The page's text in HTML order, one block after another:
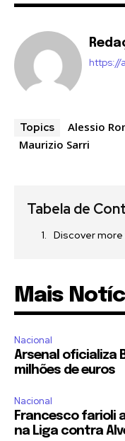
https://
Topics Alessio
Maurizio Sarri
Tabela de
Discover more
Mais
Nacional
Arsenal oficializa
milhões de euros
Nacional
Francesco farioli
na Liga contra